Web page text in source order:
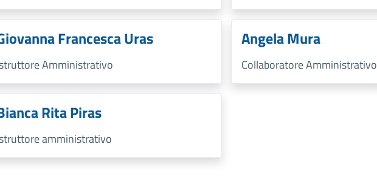
Francesca Uras
Amministrativo
Angela Mura
Collaboratore Amministrativo
Rita Piras
amministrativo